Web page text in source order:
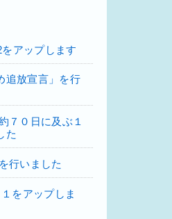
アップします
追放宣言」を行
７０日に及ぶ１
た
行いました
をアップしま